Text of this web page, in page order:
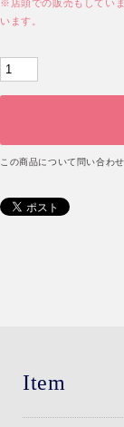
※店頭での販売もしてい
います。
この商品について問い合わ
Item